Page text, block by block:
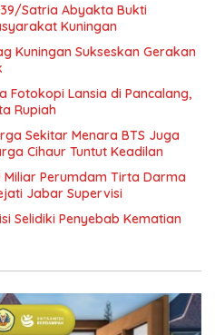
Satria Abyakta Bukti
Kuningan
Kuningan Sukseskan Gerakan
Fotokopi Lansia di Pancalang,
Rupiah
Sekitar Menara BTS Juga
Cihaur Tuntut Keadilan
Perumdam Tirta Darma
Jabar Supervisi
Selidiki Penyebab Kematian